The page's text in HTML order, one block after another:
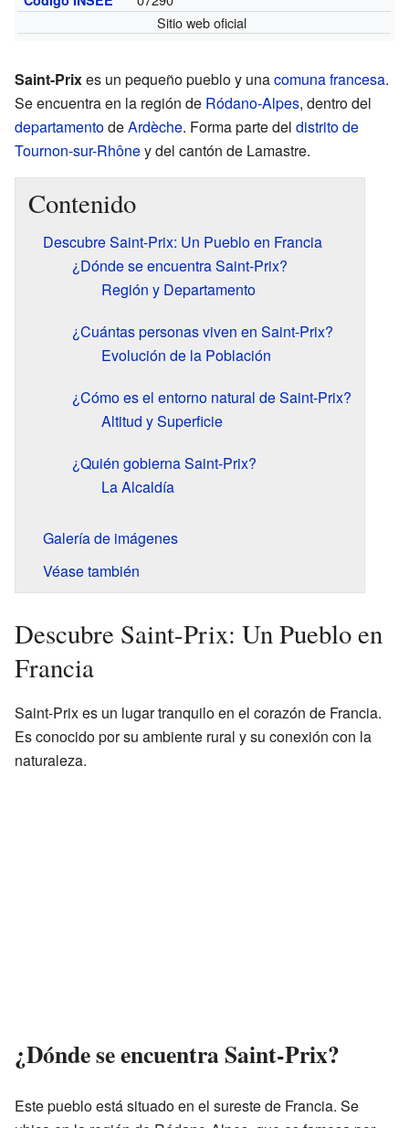
Sitio web oficial
Saint-Prixes un pequeño pueblo y unacomuna francesa.
Se encuentra en la región de Ródano-Alpes, dentro del
departamentodeArdèche. Forma parte del distrito de
Tournon-sur-Rhôney del cantón de Lamastre.
Contenido
Descubre Saint-Prix: Un Pueblo en Francia
¿Dónde se encuentra Saint-Prix?
Región y Departamento
¿Cuántas personas viven en Saint-Prix?
Evolución de la Población
¿Cómo es el entorno natural de Saint-Prix?
Altitud y Superficie
¿Quién gobierna Saint-Prix?
La Alcaldía
Galería de imágenes
Véase también
Descubre Saint-Prix: Un Pueblo en
Francia
Saint-Prix es un lugar tranquilo en el corazón de Francia.
Es conocido por su ambiente rural y su conexión con la
naturaleza.
¿Dónde se encuentra Saint-Prix?
Este pueblo está situado en el sureste de Francia. Se